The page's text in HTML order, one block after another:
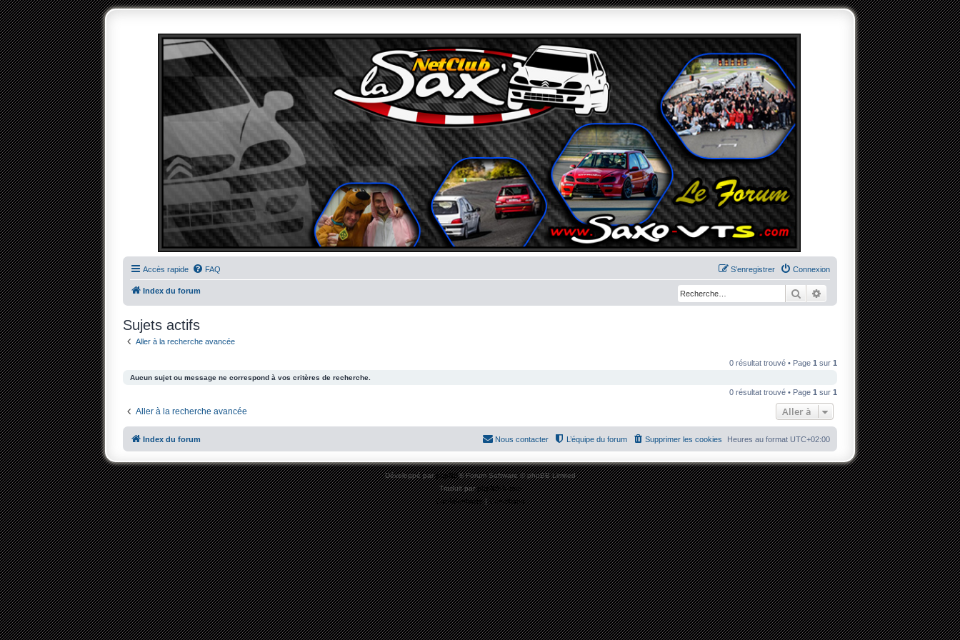
Accès rapide FAQ Connexion
S’enregistrer
Index du forum RechercherRecherche avancée
Sujets actifs
Aller à la recherche avancée
0 résultat trouvé • Page 1 sur 1
Aucun sujet ou message ne correspond à vos critères de recherche.
0 résultat trouvé • Page 1 sur 1
Aller à la recherche avancée Aller à
Index du forum Heures au format UTC+02:00
Supprimer les cookies
L’équipe du forum
Nous contacter
Développé parphpBB® Forum Software © phpBB Limited
Traduit parphpBB-fr.com
Confidentialité|Conditions